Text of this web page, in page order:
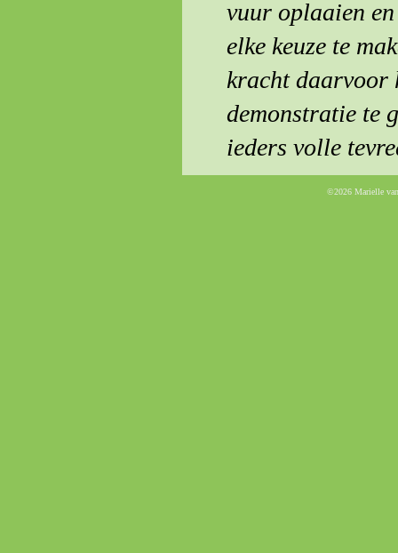
vuur oplaaien
elke keuze te
kracht daarvoor
demonstratie te
ieders volle
©2026 Marielle